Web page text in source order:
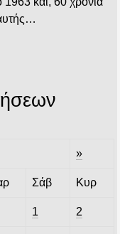
»
Σάβ Κυρ
1 2